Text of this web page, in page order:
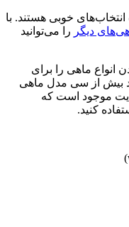
خوبی هستند. با
دیگر را می‌توانید
انواع ماهی را برای
بیش از سی مدل ماهی
موجود است که
کنید.